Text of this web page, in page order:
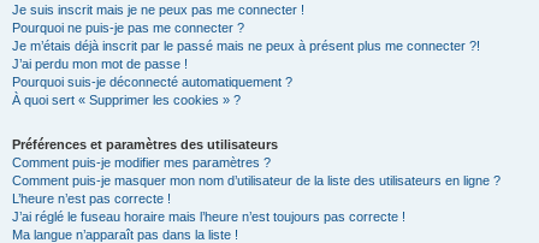
Je suis inscrit mais je ne peux pas me connecter !
Pourquoi ne puis-je pas me connecter ?
Je m’étais déjà inscrit par le passé mais ne peux à présent plus me connecter ?!
J’ai perdu mon mot de passe !
Pourquoi suis-je déconnecté automatiquement ?
À quoi sert « Supprimer les cookies » ?
Préférences et paramètres des utilisateurs
Comment puis-je modifier mes paramètres ?
Comment puis-je masquer mon nom d’utilisateur de la liste des utilisateurs en ligne ?
L’heure n’est pas correcte !
J’ai réglé le fuseau horaire mais l’heure n’est toujours pas correcte !
Ma langue n’apparaît pas dans la liste !